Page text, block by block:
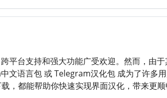
平台支持和强大功能广受欢迎。然而，由
文语言包 或 Telegram汉化包 成为了许多
都能帮助你快速实现界面汉化，带来更顺